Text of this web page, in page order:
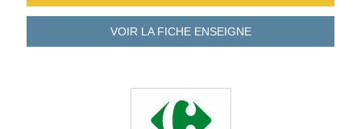
VOIR LA FICHEENSEIGNE